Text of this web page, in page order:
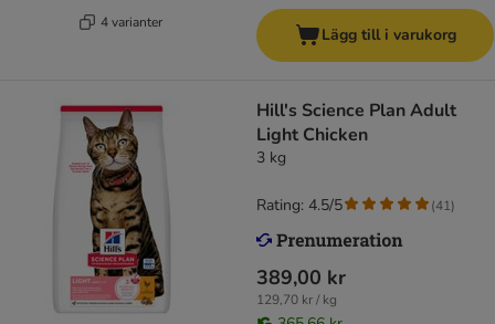
4 varianter
Lägg till i varukorg
Hill's Science Plan Adult
Light Chicken
3 kg
389,00 kr
129,70 kr / kg
Rating: 4.5/5 (41)